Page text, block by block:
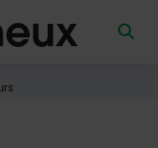
à l'accueil